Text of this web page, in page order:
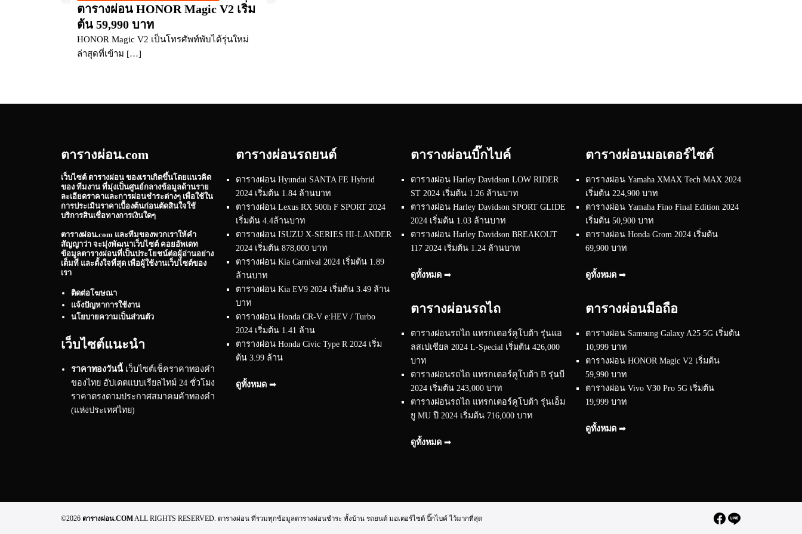
ตารางผ่อน HONOR Magic V2 เริ่ม
ต้น 59,990 บาท
HONOR Magic V2 เป็นโทรศัพท์พับได้รุ่นใหม่
ล่าสุดที่เข้าม […]
ตารางผ่อน.com
เว็บไซต์ ตารางผ่อน ของเราเกิดขึ้นโดยแนวคิด
ของ ทีมงาน ที่มุ่งเป็นศูนย์กลางข้อมูลด้านราย
ละเอียดราคาและการผ่อนชำระต่างๆ เพื่อใช้ใน
การประเมินราคาเบื้องต้นก่อนตัดสินใจใช้
บริการสินเชื่อทางการเงินใดๆ
ตารางผ่อน.com และทีมของพวกเราให้คำ
สัญญาว่า จะมุ่งพัฒนาเว็บไซต์ คอยอัพเดท
ข้อมูลตารางผ่อนที่เป็นประโยชน์ต่อผู้อ่านอย่าง
เต็มที่ และตั้งใจที่สุด เพื่อผู้ใช้งานเว็บไซต์ของ
เรา
ติดต่อโฆษณา
แจ้งปัญหาการใช้งาน
นโยบายความเป็นส่วนตัว
เว็บไซต์แนะนำ
ราคาทองวันนี้ เว็บไซต์เช็คราคาทองคำ
ของไทย อัปเดตแบบเรียลไทม์ 24 ชั่วโมง
ราคาตรงตามประกาศสมาคมค้าทองคำ
(แห่งประเทศไทย)
ตารางผ่อนรถยนต์
ตารางผ่อน Hyundai SANTA FE Hybrid
2024 เริ่มต้น 1.84 ล้านบาท
ตารางผ่อน Lexus RX 500h F SPORT 2024
เริ่มต้น 4.4ล้านบาท
ตารางผ่อน ISUZU X-SERIES HI-LANDER
2024 เริ่มต้น 878,000 บาท
ตารางผ่อน Kia Carnival 2024 เริ่มต้น 1.89
ล้านบาท
ตารางผ่อน Kia EV9 2024 เริ่มต้น 3.49 ล้าน
บาท
ตารางผ่อน Honda CR-V e:HEV / Turbo
2024 เริ่มต้น 1.41 ล้าน
ตารางผ่อน Honda Civic Type R 2024 เริ่ม
ต้น 3.99 ล้าน
ดูทั้งหมด ➟
ตารางผ่อนบิ๊กไบค์
ตารางผ่อน Harley Davidson LOW RIDER
ST 2024 เริ่มต้น 1.26 ล้านบาท
ตารางผ่อน Harley Davidson SPORT GLIDE
2024 เริ่มต้น 1.03 ล้านบาท
ตารางผ่อน Harley Davidson BREAKOUT
117 2024 เริ่มต้น 1.24 ล้านบาท
ดูทั้งหมด ➟
ตารางผ่อนรถไถ
ตารางผ่อนรถไถ แทรกเตอร์คูโบต้า รุ่นแอ
ลสเปเชียล 2024 L-Special เริ่มต้น 426,000
บาท
ตารางผ่อนรถไถ แทรกเตอร์คูโบต้า B รุ่นบี
2024 เริ่มต้น 243,000 บาท
ตารางผ่อนรถไถ แทรกเตอร์คูโบต้า รุ่นเอ็ม
ยู MU ปี 2024 เริ่มต้น 716,000 บาท
ดูทั้งหมด ➟
ตารางผ่อนมอเตอร์ไซต์
ตารางผ่อน Yamaha XMAX Tech MAX 2024
เริ่มต้น 224,900 บาท
ตารางผ่อน Yamaha Fino Final Edition 2024
เริ่มต้น 50,900 บาท
ตารางผ่อน Honda Grom 2024 เริ่มต้น
69,900 บาท
ดูทั้งหมด ➟
ตารางผ่อนมือถือ
ตารางผ่อน Samsung Galaxy A25 5G เริ่มต้น
10,999 บาท
ตารางผ่อน HONOR Magic V2 เริ่มต้น
59,990 บาท
ตารางผ่อน Vivo V30 Pro 5G เริ่มต้น
19,999 บาท
ดูทั้งหมด ➟
©2026 ตารางผ่อน.COM ALL RIGHTS RESERVED. ตารางผ่อน ที่รวมทุกข้อมูลตารางผ่อนชำระ ทั้งบ้าน รถยนต์ มอเตอร์ไซต์ บิ๊กไบค์ ไว้มากที่สุด